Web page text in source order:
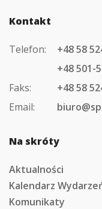
Kontakt
Telefon:
+48 58
+48 501-
Faks:
+48 58
Email:
Na skróty
Aktualności
Kalendarz
Komunikaty